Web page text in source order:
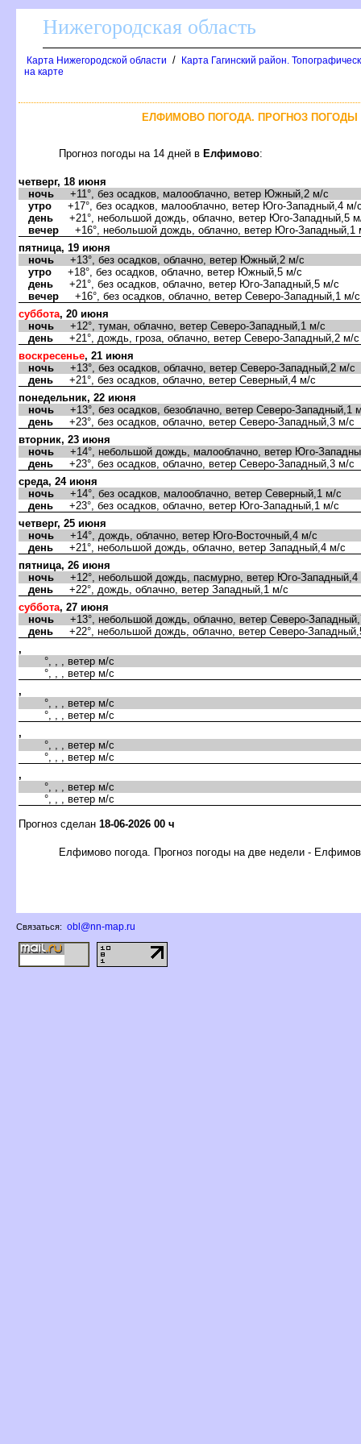
Нижегородская область
Карта Нижегородской области /
Карта Гагинский район.
на карте
ЕЛФИМОВО ПОГОДА. ПРОГНОЗ
Прогноз погоды на 14 дней Елфимово:
четверг, 18 июня
ночь +11°, без осадков, малооблачно, ветер Южный,2 м/с
утро +17°, без осадков, малооблачно, ветер Юго-Западный,4 м/
день +21°, небольшой дождь, облачно, ветер Юго-Западный,5
ечер +16°, небольшой дождь, облачно, ветер Юго-Западный,1
пятница, 19 июня
ночь +13°, без осадков, облачно, ветер Южный,2 м/с
утро +18°, без осадков, облачно, ветер Южный,5 м/с
день +21°, без осадков, облачно, ветер Юго-Западный,5 м/с
ечер +16°, без осадков, облачно, ветер Северо-Западный,1 м/с
суббота, 20 июня
ночь +12°, туман, облачно, ветер Северо-Западный,1 м/с
день +21°, дождь, гроза, облачно, ветер Северо-Западный,2 м/с
оскресенье, 21 июня
ночь +13°, без осадков, облачно, ветер Северо-Западный,2 м/с
день +21°, без осадков, облачно, ветер Северный,4 м/с
понедельник, 22 июня
ночь +13°, без осадков, безоблачно, ветер Северо-Западный,1
день +23°, без осадков, облачно, ветер Северо-Западный,3 м/с
торник, 23 июня
ночь +14°, небольшой дождь, малооблачно, ветер Юго-
день +23°, без осадков, облачно, ветер Северо-Западный,3 м/с
среда, 24 июня
ночь +14°, без осадков, малооблачно, ветер Северный,1 м/с
день +23°, без осадков, облачно, ветер Юго-Западный,1 м/с
четверг, 25 июня
ночь +14°, дождь, облачно, ветер Юго-Восточный,4 м/с
день +21°, небольшой дождь, облачно, ветер Западный,4 м/с
пятница, 26 июня
ночь +12°, небольшой дождь, пасмурно, ветер Юго-Западный,4
день +22°, дождь, облачно, ветер Западный,1 м/с
суббота, 27 июня
ночь +13°, небольшой дождь, облачно, ветер Северо-
день +22°, небольшой дождь, облачно, ветер Северо-
,
°, , , ветер м/с
°, , , ветер м/с
,
°, , , ветер м/с
°, , , ветер м/с
,
°, , , ветер м/с
°, , , ветер м/с
,
°, , , ветер м/с
°, , , ветер м/с
Прогноз сделан 18-06-2026 00 ч
Елфимово погода. Прогноз погоды на две недели -
Связаться: obl@nn-map.ru